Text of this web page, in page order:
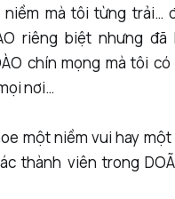
mà tôi từng trải…
riêng biệt nhưng đã
chín mọng mà tôi
nơi…
một niềm vui hay
thành viên trong